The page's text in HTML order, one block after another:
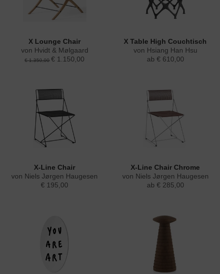
X Lounge Chair
von Hvidt & Mølgaard
€ 1.350,00 € 1.150,00
X Table High Couchtisch
von Hsiang Han Hsu
ab € 610,00
X-Line Chair
von Niels Jørgen Haugesen
€ 195,00
X-Line Chair Chrome
von Niels Jørgen Haugesen
ab € 285,00